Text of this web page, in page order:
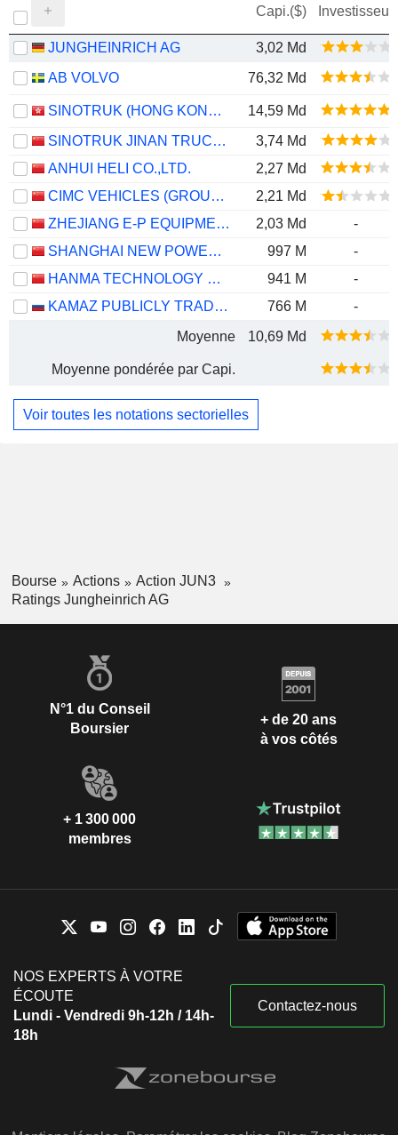
Capi.($) Investisseur
JUNGHEINRICH AG
3,02 Md
AB VOLVO
76,32 Md
SINOTRUK (HONG KONG) LIMITED
14,59 Md
SINOTRUK JINAN TRUCK CO.,LTD
3,74 Md
ANHUI HELI CO.,LTD.
2,27 Md
CIMC VEHICLES (GROUP) CO., LTD.
2,21 Md
ZHEJIANG E-P EQUIPMENT CO., LTD.
2,03 Md
-
SHANGHAI NEW POWER AUTOMOTIVE TECHNOLOGY COMPANY LIMITED
997 M
-
HANMA TECHNOLOGY GROUP CO.,LTD.
941 M
-
KAMAZ PUBLICLY TRADED COMPANY
766 M
-
Moyenne
10,69 Md
Moyenne pondérée par Capi.
Voir toutes les notations sectorielles
Bourse Actions
Action JUN3
Ratings Jungheinrich AG
N°1 du Conseil
Boursier
+ de 20 ans
à vos côtés
+ 1 300 000
membres
NOS EXPERTS À VOTRE
ÉCOUTE
Lundi - Vendredi 9h-12h / 14h-
18h
Contactez-nous